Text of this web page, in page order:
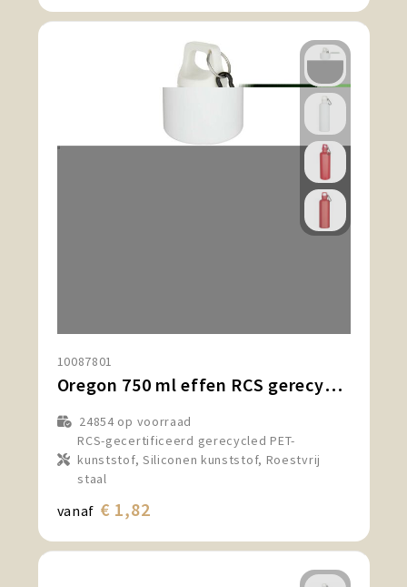
10087801
Oregon 750 ml effen RCS gerecycleerde plastic drinkfles met karabijnhaak
24854op voorraad
RCS-gecertificeerd gerecycled PET-
kunststof, Siliconen kunststof, Roestvrij
staal
vanaf € 1,82